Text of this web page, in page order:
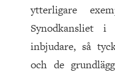
ytterligare
Synodkansliet
inbjudare, så
och de